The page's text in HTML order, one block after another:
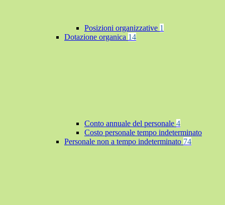
Posizioni organizzative 1
Dotazione organica 14
Conto annuale del personale 4
Costo personale tempo indeterminato
Personale non a tempo indeterminato 74